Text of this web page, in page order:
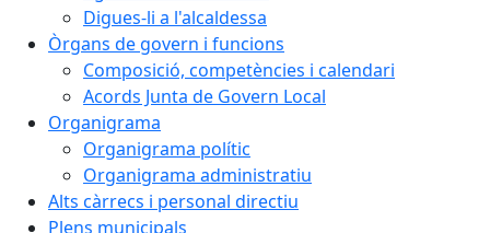
Digues-li a l'alcaldessa
Òrgans de govern i funcions
Composició, competències i calendari
Acords Junta de Govern Local
Organigrama
Organigrama polític
Organigrama administratiu
Alts càrrecs i personal directiu
Plens municipals